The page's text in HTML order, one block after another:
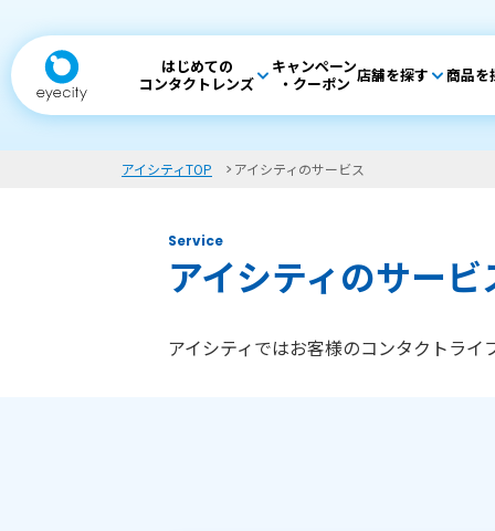
はじめての
コンタクトレンズ
キャンペーン
・クーポン 店舗を探す 商品を
アイシティTOP アイシティのサービス
Service
アイシティのサービ
アイシティではお客様のコンタクトラ